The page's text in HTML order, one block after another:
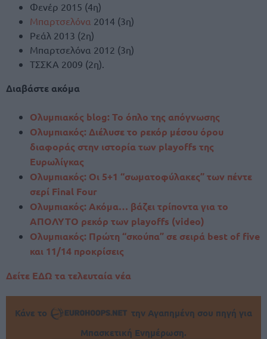
Φενέρ 2015 (4η)
Μπαρτσελόνα 2014 (3η)
Ρεάλ 2013 (2η)
Μπαρτσελόνα 2012 (3η)
ΤΣΣΚΑ 2009 (2η).
Διαβάστε ακόμα
Ολυμπιακός blog: Το όπλο της απόγνωσης
Ολυμπιακός: Διέλυσε το ρεκόρ μέσου όρου
διαφοράς στην ιστορία των playoffs της
Ευρωλίγκας
Ολυμπιακός: Οι 5+1 “σωματοφύλακες” των πέντε
σερί Final Four
Ολυμπιακός: Aκόμα… βάζει τρίπoντα για το
ΑΠΟΛΥΤΟ ρεκόρ των playoffs (video)
Ολυμπιακός: Πρώτη “σκούπα” σε σειρά best of five
και 11/14 προκρίσεις
Δείτε ΕΔΩ τα τελευταία νέα
Κάνε το
την Αγαπημένη σου πηγή για
Μπασκετική Ενημέρωση.